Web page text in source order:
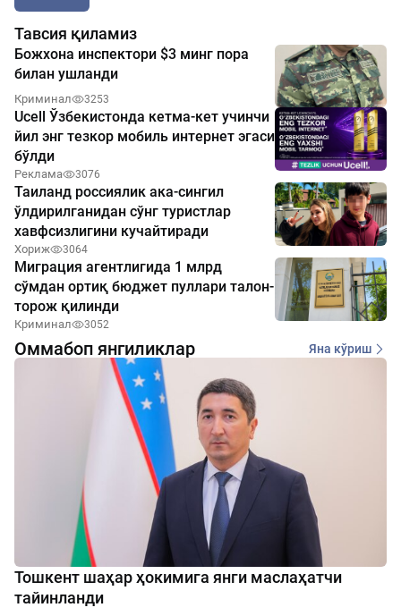
Тавсия қиламиз
Божхона инспектори $3 минг пора
билан ушланди
Криминал 3253
Ucell Ўзбекистонда кетма-кет учинчи
йил энг тезкор мобиль интернет эгаси
бўлди
Реклама 3076
Таиланд россиялик ака-сингил
ўлдирилганидан сўнг туристлар
хавфсизлигини кучайтиради
Хориж 3064
Миграция агентлигида 1 млрд
сўмдан ортиқ бюджет пуллари талон-
торож қилинди
Криминал 3052
Оммабоп янгиликлар Яна кўриш
Тошкент шаҳар ҳокимига янги маслаҳатчи
тайинланди